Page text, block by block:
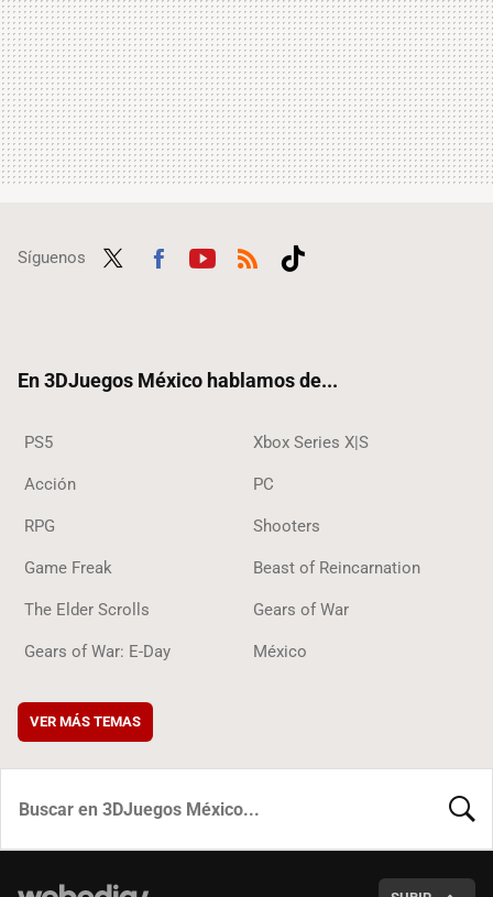
Síguenos
En 3DJuegos México hablamos de...
PS5 Xbox Series X|S
Acción PC
RPG Shooters
Game Freak Beast of Reincarnation
The Elder Scrolls Gears of War
Gears of War: E-Day México
VER MÁS TEMAS